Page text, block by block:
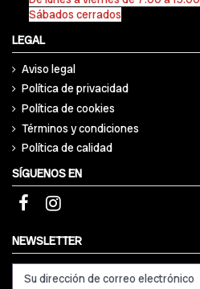
Sábados cerrados
LEGAL
Aviso legal
Política de privacidad
Política de cookies
Términos y condiciones
Política de calidad
SÍGUENOS EN
NEWSLETTER